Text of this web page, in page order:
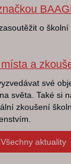
o
a
své
světa. Také si
zkoušení
Všechny aktuality